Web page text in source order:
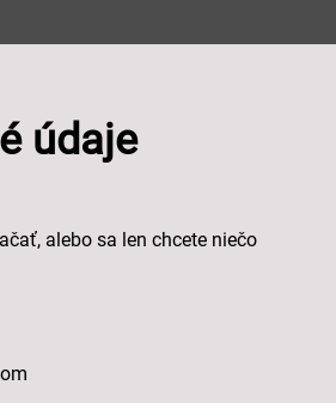
údaje
alebo sa len chcete niečo